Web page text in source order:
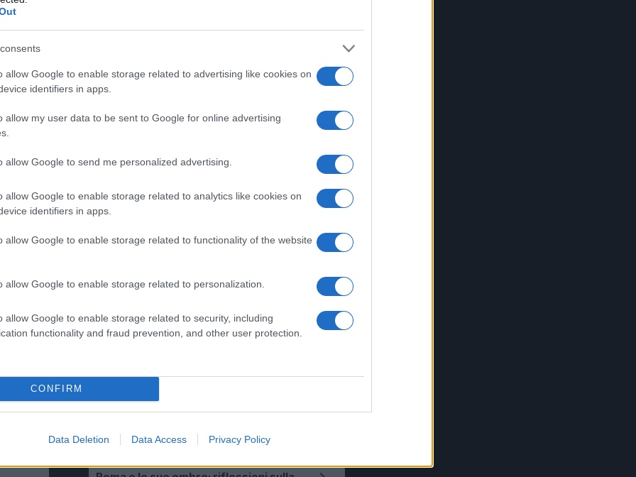
allow Google to enable storage related to advertising like cookies on
identifiers in apps.
allow my user data to be sent to Google for online advertising
allow Google to send me personalized advertising.
allow Google to enable storage related to analytics like cookies on
identifiers in apps.
allow Google to enable storage related to functionality of the website
allow Google to enable storage related to personalization.
allow Google to enable storage related to security, including
functionality and fraud prevention, and other user protection.
CONFIRM
Data Deletion Data Access Privacy Policy
ORA LEGALE – Questa notte
istituzioni di superare logiche di parte per mettere al
permettersi di essere terreno di scontro politico fine a
parta da un impegno concreto e misurabile, capace
nuovo approccio politico, basato sulla collaborazione
i romani a farsi protagonisti attivi del cambiamento,
così sarà possibile trasformare il dibattito in azione e
Ogni ritardo rischia di aggravare una situazione già
di chi vive la città ogni giorno. Roma ha bisogno di
valorizzi il suo ruolo di Capitale, senza lasciare indietro